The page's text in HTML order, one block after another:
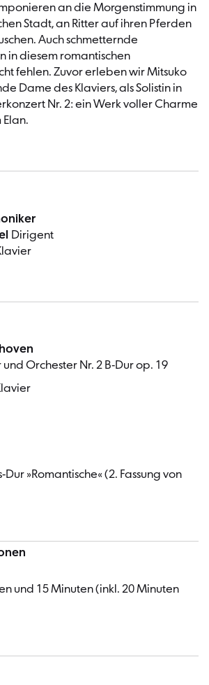
an die Morgenstimmung in
Stadt, an Ritter auf ihren Pferden
Auch schmetternde
in diesem romantischen
fehlen. Zuvor erleben wir Mitsuko
Dame des Klaviers, als Solistin in
Nr. 2: ein Werk voller Charme
Dirigent
Orchester Nr. 2 B-Dur op. 19
Dur »Romantische« (2. Fassung von
und 15 Minuten (inkl. 20 Minuten